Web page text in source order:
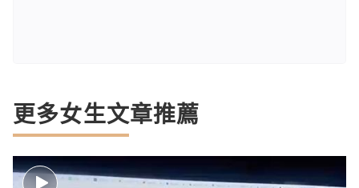
更多女生文章推薦